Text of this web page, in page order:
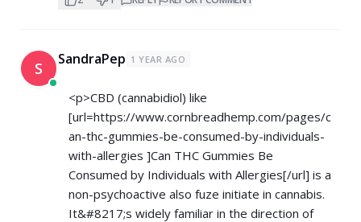
S SandraPep 1 YEAR AGO
<p>CBD (cannabidiol) like
[url=https://www.cornbreadhemp.com/pages/c
an-thc-gummies-be-consumed-by-individuals-
with-allergies ]Can THC Gummies Be
Consumed by Individuals with Allergies[/url] is a
non-psychoactive also fuze initiate in cannabis.
It&#8217;s widely familiar in the direction of